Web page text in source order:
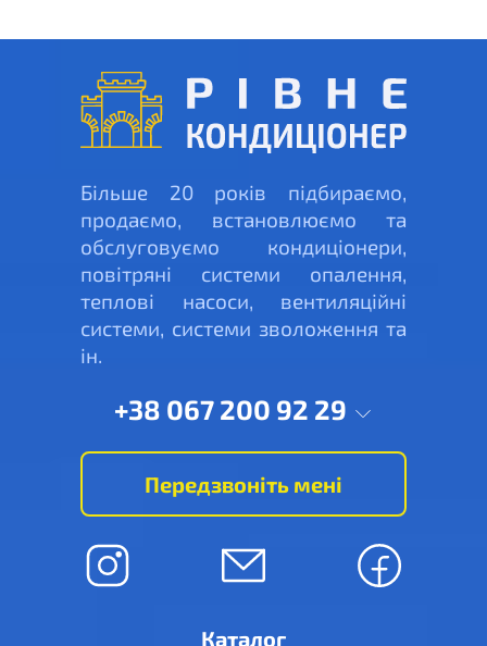
Більше 20 років підбираємо,
продаємо, встановлюємо та
обслуговуємо кондиціонери,
повітряні системи опалення,
теплові насоси, вентиляційні
системи, системи зволоження та
ін.
+38 067 200 92 29
Передзвоніть мені
Каталог